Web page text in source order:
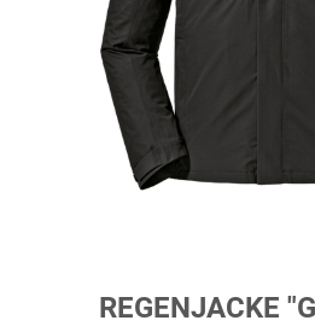
REGENJACKE